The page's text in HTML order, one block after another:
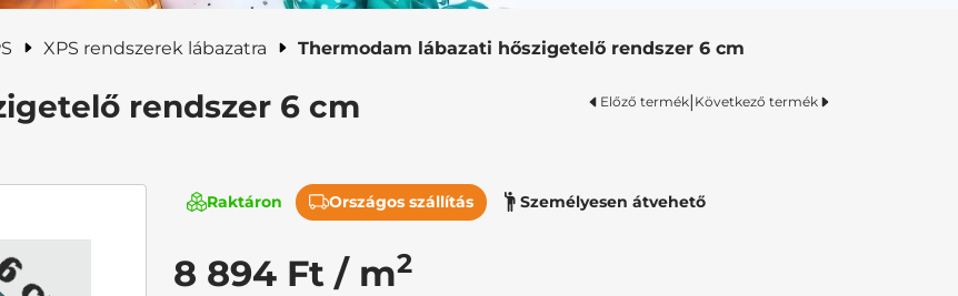
XPS rendszerek lábazatra Thermodam lábazati hőszigetelő rendszer 6 cm
rendszer 6 cm Előző termék| Következő termék
Raktáron Országos szállítás Személyesen átvehető
8 894 Ft / m2